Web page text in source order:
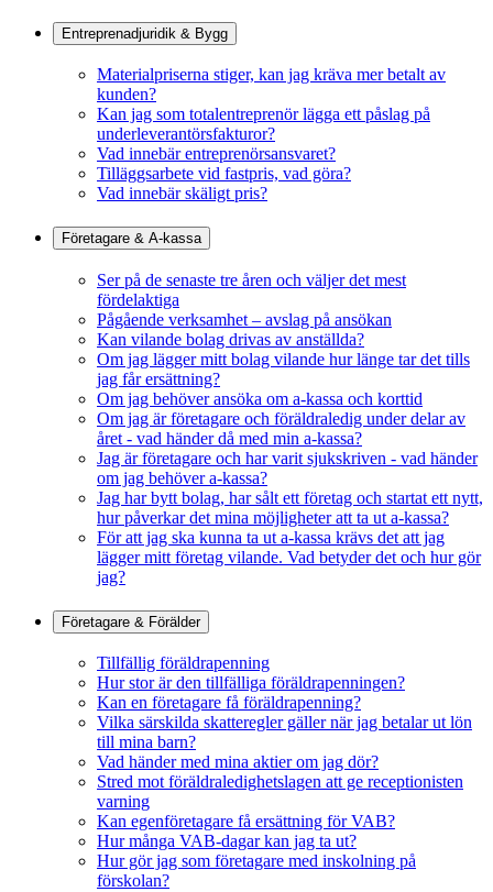
Entreprenadjuridik & Bygg
Materialpriserna stiger, kan jag kräva mer betalt av
kunden?
Kan jag som totalentreprenör lägga ett påslag på
underleverantörsfakturor?
Vad innebär entreprenörsansvaret?
Tilläggsarbete vid fastpris, vad göra?
Vad innebär skäligt pris?
Företagare & A-kassa
Ser på de senaste tre åren och väljer det mest
fördelaktiga
Pågående verksamhet – avslag på ansökan
Kan vilande bolag drivas av anställda?
Om jag lägger mitt bolag vilande hur länge tar det tills
jag får ersättning?
Om jag behöver ansöka om a-kassa och korttid
Om jag är företagare och föräldraledig under delar av
året - vad händer då med min a-kassa?
Jag är företagare och har varit sjukskriven - vad händer
om jag behöver a-kassa?
Jag har bytt bolag, har sålt ett företag och startat ett nytt,
hur påverkar det mina möjligheter att ta ut a-kassa?
För att jag ska kunna ta ut a-kassa krävs det att jag
lägger mitt företag vilande. Vad betyder det och hur gör
jag?
Företagare & Förälder
Tillfällig föräldrapenning
Hur stor är den tillfälliga föräldrapenningen?
Kan en företagare få föräldrapenning?
Vilka särskilda skatteregler gäller när jag betalar ut lön
till mina barn?
Vad händer med mina aktier om jag dör?
Stred mot föräldraledighetslagen att ge receptionisten
varning
Kan egenföretagare få ersättning för VAB?
Hur många VAB-dagar kan jag ta ut?
Hur gör jag som företagare med inskolning på
förskolan?